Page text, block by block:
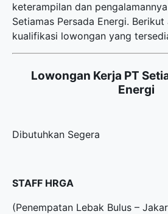
keterampilan dan
Setiamas Persada Energi.
kualifikasi lowongan yang
Lowongan Kerja PT
Energi
Dibutuhkan Segera
STAFF HRGA
(Penempatan Lebak Bulus –